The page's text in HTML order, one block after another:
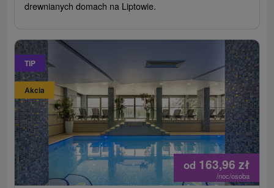
drewnianych domach na Liptowie.
TIP
Akcia
od 163,96 zł
/noc/osoba